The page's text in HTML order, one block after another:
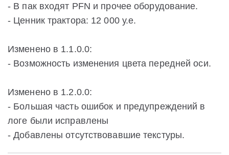
- В пак входят PFN и прочее оборудование.
- Ценник трактора: 12 000 у.е.
Изменено в 1.1.0.0:
- Возможность изменения цвета передней оси.
Изменено в 1.2.0.0:
- Большая часть ошибок и предупреждений в
логе были исправлены
- Добавлены отсутствовавшие текстуры.